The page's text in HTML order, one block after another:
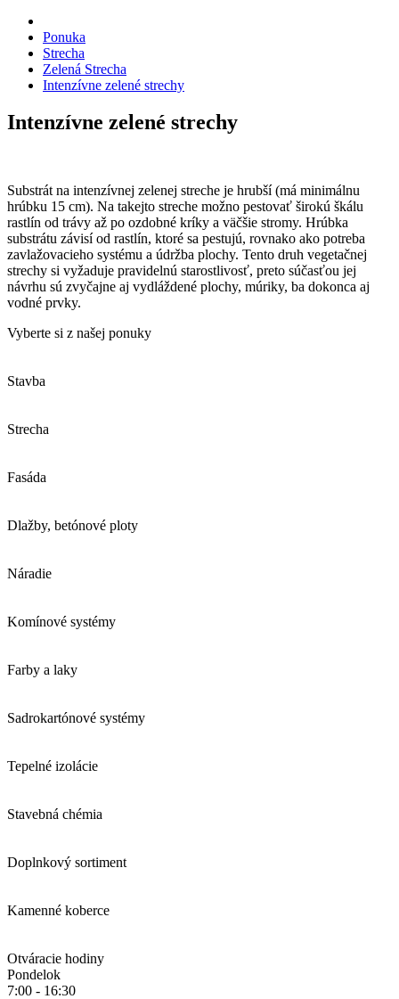
Ponuka
Strecha
Zelená Strecha
Intenzívne zelené strechy
Intenzívne zelené strechy
Substrát na intenzívnej zelenej streche je hrubší (má minimálnu
hrúbku 15 cm). Na takejto streche možno pestovať širokú škálu
rastlín od trávy až po ozdobné kríky a väčšie stromy. Hrúbka
substrátu závisí od rastlín, ktoré sa pestujú, rovnako ako potreba
zavlažovacieho systému a údržba plochy. Tento druh vegetačnej
strechy si vyžaduje pravidelnú starostlivosť, preto súčasťou jej
návrhu sú zvyčajne aj vydláždené plochy, múriky, ba dokonca aj
vodné prvky.
Vyberte si z našej ponuky
Stavba
Strecha
Fasáda
Dlažby, betónové ploty
Náradie
Komínové systémy
Farby a laky
Sadrokartónové systémy
Tepelné izolácie
Stavebná chémia
Doplnkový sortiment
Kamenné koberce
Otváracie hodiny
Pondelok
7:00 - 16:30